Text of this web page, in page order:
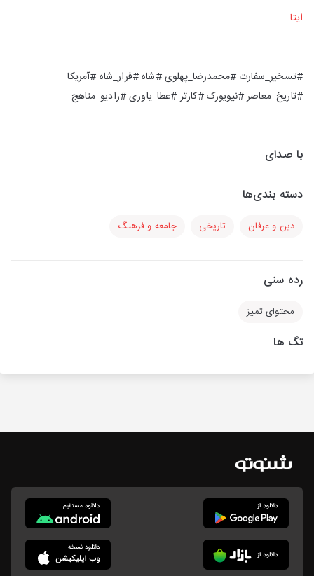
ایتا
#تسخیر_سفارت #محمدرضا_پهلوی #شاه #فرار_شاه #آمریکا
#تاریخ_معاصر #نیویورک #کارتر #عطا_یاوری #رادیو_مناهج
با صدای
دسته بندی‌ها
دین و عرفان تاریخی جامعه و فرهنگ
رده سنی
محتوای تمیز
تگ ها